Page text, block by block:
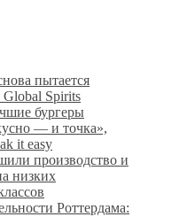
пытается
Global Spirits
бургеры
— и точка»,
it easy
производство и
низких
Роттердама: